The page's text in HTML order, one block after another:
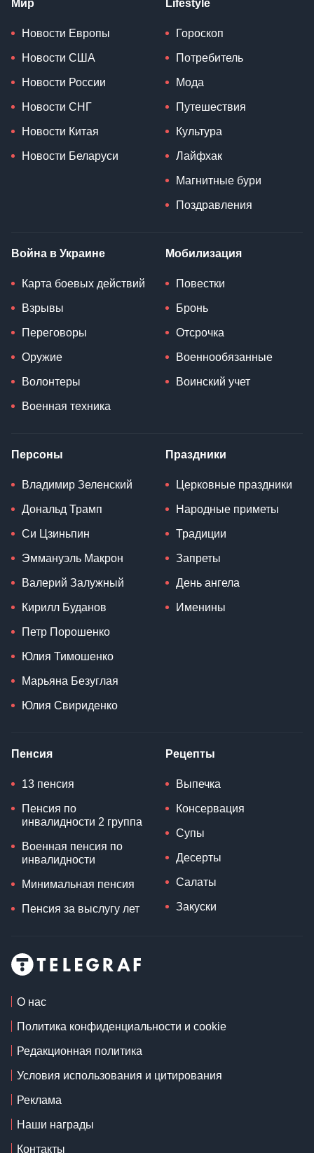
Мир
Новости Европы
Новости США
Новости России
Новости СНГ
Новости Китая
Новости Беларуси
Lifestyle
Гороскоп
Потребитель
Мода
Путешествия
Культура
Лайфхак
Магнитные бури
Поздравления
Война в Украине
Карта боевых действий
Взрывы
Переговоры
Оружие
Волонтеры
Военная техника
Мобилизация
Повестки
Бронь
Отсрочка
Военнообязанные
Воинский учет
Персоны
Владимир Зеленский
Дональд Трамп
Си Цзиньпин
Эммануэль Макрон
Валерий Залужный
Кирилл Буданов
Петр Порошенко
Юлия Тимошенко
Марьяна Безуглая
Юлия Свириденко
Праздники
Церковные праздники
Народные приметы
Традиции
Запреты
День ангела
Именины
Пенсия
13 пенсия
Пенсия по
инвалидности 2 группа
Военная пенсия по
инвалидности
Минимальная пенсия
Пенсия за выслугу лет
Рецепты
Выпечка
Консервация
Супы
Десерты
Салаты
Закуски
О нас
Политика конфиденциальности и cookie
Редакционная политика
Условия использования и цитирования
Реклама
Наши награды
Контакты